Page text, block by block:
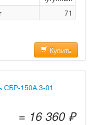
71
Купить
СБР-150А.3-01
= 16 360 ₽